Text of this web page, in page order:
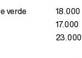
verde 18.000
17.000
23.000